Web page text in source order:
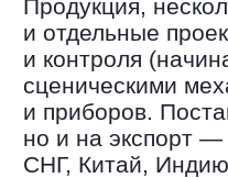
Продукция,
и отдельные
и контроля
сценическими
и приборов.
но и на экспорт
СНГ, Китай,